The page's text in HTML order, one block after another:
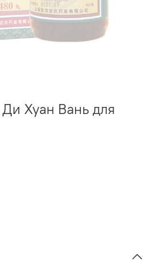
Хуан Вань для